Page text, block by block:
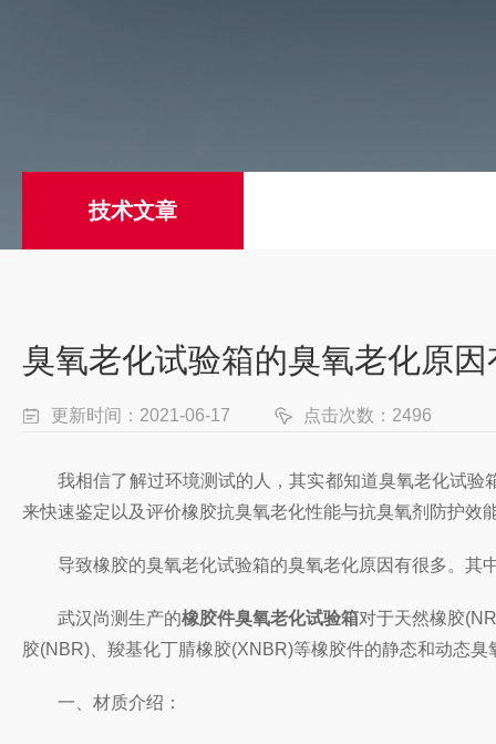
技术文章
臭氧老化试验箱的臭氧老化原
更新时间：2021-06-17 点击次数：2496
我相信了解过环境测试的人，其实都知道臭氧老化试验
来快速鉴定以及评价橡胶抗臭氧老化性能与抗臭氧剂防护
导致橡胶的臭氧老化试验箱的臭氧老化原因有很多。其
武汉尚测生产的橡胶件臭氧老化试验箱对于天然橡胶
胶(NBR)、羧基化丁腈橡胶(XNBR)等橡胶件的静态和动态
一、材质介绍：